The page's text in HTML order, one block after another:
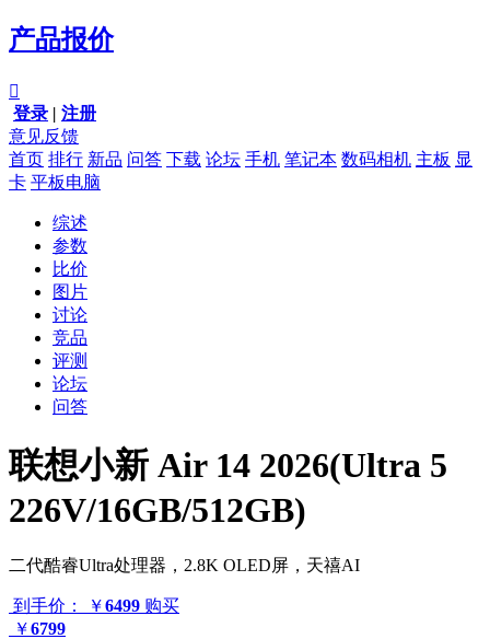
产品报价

登录 | 注册
意见反馈
首页 排行 新品 问答 下载 论坛 手机 笔记本 数码相机 主板 显
卡 平板电脑
综述
参数
比价
图片
讨论
竞品
评测
论坛
问答
联想小新 Air 14 2026(Ultra 5
226V/16GB/512GB)
二代酷睿Ultra处理器，2.8K OLED屏，天禧AI
到手价： ￥6499 购买
￥6799